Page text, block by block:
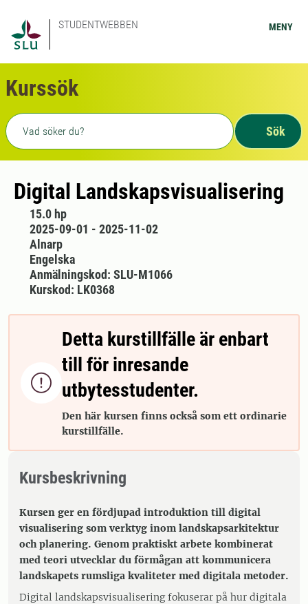
STUDENTWEBBEN MENY
Kurssök
Fritext sökning
Sök
Digital Landskapsvisualisering
15.0 hp
2025-09-01 - 2025-11-02
Alnarp
Engelska
Anmälningskod: SLU-M1066
Kurskod: LK0368

Detta kurstillfälle är enbart
till för inresande
utbytesstudenter.
Den här kursen finns också som ett ordinarie
kurstillfälle.
Kursbeskrivning
Kursen ger en fördjupad introduktion till digital
visualisering som verktyg inom landskapsarkitektur
och planering. Genom praktiskt arbete kombinerat
med teori utvecklar du förmågan att kommunicera
landskapets rumsliga kvaliteter med digitala metoder.
Digital landskapsvisualisering fokuserar på hur digitala